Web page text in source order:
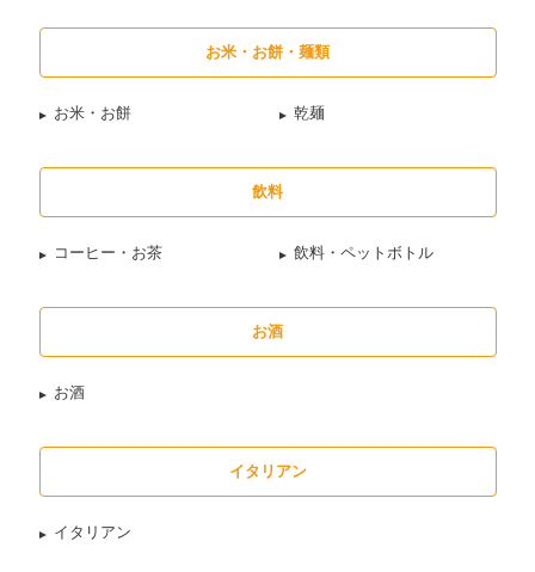
お米・お餅・麺類
お米・お餅 乾麺
飲料
コーヒー・お茶 飲料・ペットボトル
お酒
お酒
イタリアン
イタリアン